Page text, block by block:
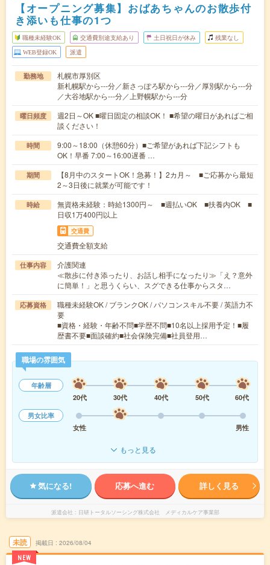
【オープニング募集】おばあちゃんのお散歩付
き添いも仕事の1つ
職種未経験OK 交通費別途支給あり 土日祝日が休み 残業なし
WEB登録OK 派遣
勤務地
札幌市厚別区
新札幌駅から---分／新さっぽろ駅から---分／厚別駅から---分
／大谷地駅から---分／上野幌駅から---分
曜日頻度
週2日～OK ■曜日固定の相談OK！ ■希望の曜日があればご相
談ください！
時間
9:00～18:00（休憩60分）■ご希望があれば下記シフトも
OK！早番 7:00～16:00遅番 …
期間
【8月中のスタートOK！急募！】2カ月～ ■ご応募から最短
2～3日後に就業が可能です！
時給
無資格未経験：時給1300円～ ■週払いOK ■扶養内OK ■
日収1万400円以上
交通費
交通費全額支給
仕事内容
介護関連
≪散歩に付き添ったり、お話し相手になったり≫「え？意外
に簡単！」と思うくらい、スグできる仕事からスタ…
応募資格
職種未経験OK / ブランクOK / パソコンスキル不要 / 英語力不
要
■資格・経験・年齢不問■学歴不問■10名以上採用予定！■履
歴書不要■面談確約■社会保険完備■社員登用…
職場の雰囲気
年齢層
20代
30代 40代 50代
60代
男女比率
女性
男性
もっと見る
気になる! 応募へ進む 詳しく見る
派遣会社 日研トータルソーシング株式会社 メディカルケア事業部
未読
NEW
掲載日 2026/08/04